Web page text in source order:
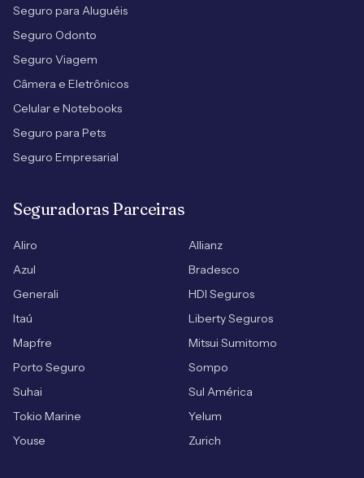
Seguro para Aluguéis
Seguro Odonto
Seguro Viagem
Câmera e Eletrônicos
Celular e Notebooks
Seguro para Pets
Seguro Empresarial
Seguradoras Parceiras
Aliro
Allianz
Azul
Bradesco
Generali
HDI Seguros
Itaú
Liberty Seguros
Mapfre
Mitsui Sumitomo
Porto Seguro
Sompo
Suhai
Sul América
Tokio Marine
Yelum
Youse
Zurich